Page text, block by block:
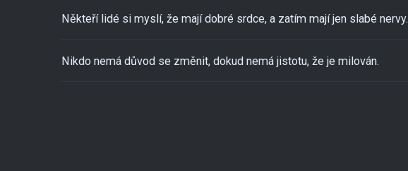
Někteří lidé si myslí, že mají dobré srdce, a zatím mají jen slabé nervy.
Nikdo nemá důvod se změnit, dokud nemá jistotu, že je milován.